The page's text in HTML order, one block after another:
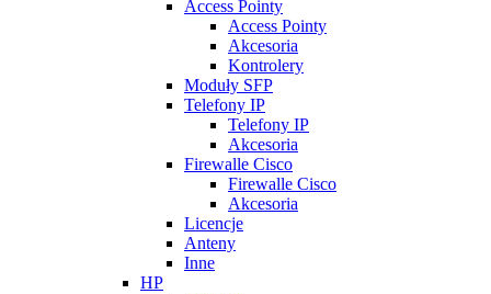
Access Pointy
Access Pointy
Akcesoria
Kontrolery
Moduły SFP
Telefony IP
Telefony IP
Akcesoria
Firewalle Cisco
Firewalle Cisco
Akcesoria
Licencje
Anteny
Inne
HP